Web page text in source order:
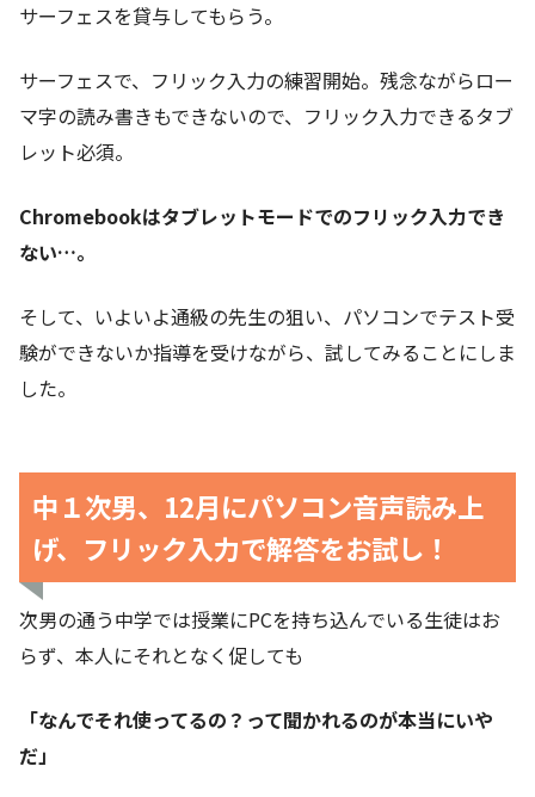
サーフェスを貸与してもらう。
サーフェスで、フリック入力の練習開始。残念ながらロー
マ字の読み書きもできないので、フリック入力できるタブ
レット必須。
Chromebookはタブレットモードでのフリック入力でき
ない…。
そして、いよいよ通級の先生の狙い、パソコンでテスト受
験ができないか指導を受けながら、試してみることにしま
した。
中１次男、12月にパソコン音声読み上
げ、フリック入力で解答をお試し！
次男の通う中学では授業にPCを持ち込んでいる生徒はお
らず、本人にそれとなく促しても
「なんでそれ使ってるの？って聞かれるのが本当にいや
だ」